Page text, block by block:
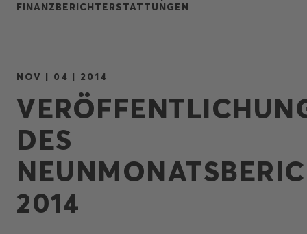
FINANZBERICHTERSTATTUNGEN
NOV | 04 | 2014
DES
2014